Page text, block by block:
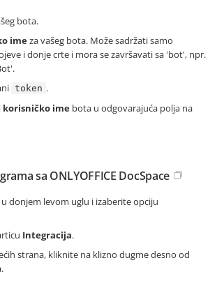
bota.
imeza vašeg bota. Može sadržati samo
i donje crte i mora se završavati sa 'bot', npr.
token .
i korisničko ime bota u odgovarajuća polja na
sa ONLYOFFICE DocSpace
donjem levom uglu i izaberite opciju
Integracija.
strana, kliknite na klizno dugme desno od